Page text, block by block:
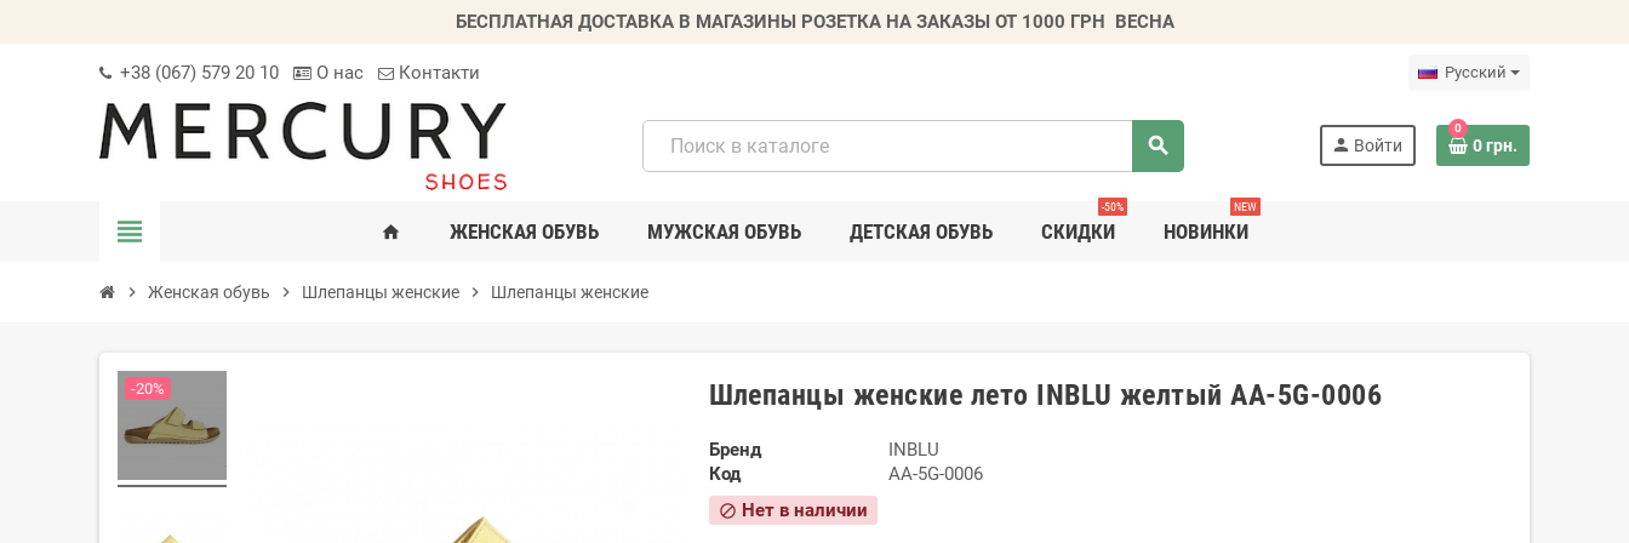
БЕСПЛАТНАЯ ДОСТАВКА В МАГАЗИНЫ РОЗЕТКА НА ЗАКАЗЫ ОТ 1000 ГРН ВЕСНА
+38 (067) 579 20 10 О нас Контакти Русский
search person Войти
0
0 грн.
view_headline home ЖЕНСКАЯ ОБУВЬ МУЖСКАЯ ОБУВЬ ДЕТСКАЯ ОБУВЬ СКИДКИ
-50%
НОВИНКИ
NEW
chevron_right Женская обувь chevron_right Шлепанцы женские chevron_right Шлепанцы женские
-20% Шлепанцы женские лето INBLU желтый AA-5G-0006
Бренд
INBLU
Код
AA-5G-0006
block Нет в наличии